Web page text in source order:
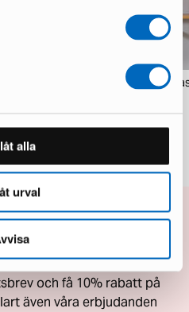
alla
urval
Burrow Index vägghylla i
2 683 kr
på nästa köp
och få 10% rabatt på
även våra erbjudanden